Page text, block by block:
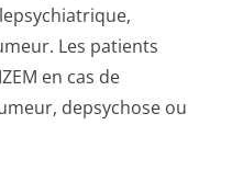
Les patients
en cas de
depsychose ou